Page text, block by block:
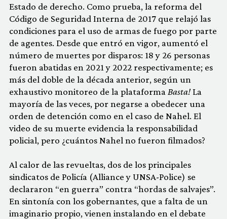
Estado de derecho. Como prueba, la reforma del
Código de Seguridad Interna de 2017 que relajó las
condiciones para el uso de armas de fuego por parte
de agentes. Desde que entró en vigor, aumentó el
número de muertes por disparos: 18 y 26 personas
fueron abatidas en 2021 y 2022 respectivamente; es
más del doble de la década anterior, según un
exhaustivo monitoreo de la plataforma Basta!La
mayoría de las veces, por negarse a obedecer una
orden de detención como en el caso de Nahel. El
video de su muerte evidencia la responsabilidad
policial, pero ¿cuántos Nahel no fueron filmados?
Al calor de las revueltas, dos de los principales
sindicatos de Policía (Alliance y UNSA-Police) se
declararon “en guerra” contra “hordas de salvajes”.
En sintonía con los gobernantes, que a falta de un
imaginario propio, vienen instalando en el debate